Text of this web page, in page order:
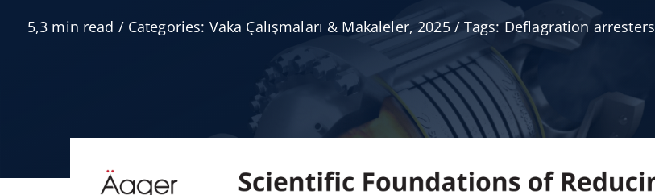
Hava ve Gaz Emicileri,
Etkili Filtreleme
Acil Tahliye Valfleri ve
Gösterge Kapakları
Güvenilir Çözümler
5,3 min read / Categories: Vaka Çalışmaları & Makaleler,2025 / Tags:Deflagration arresters